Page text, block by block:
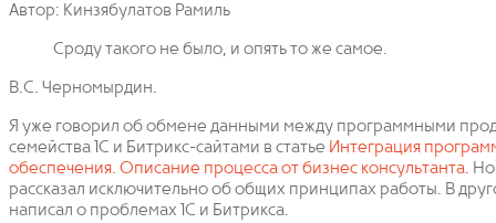
Автор: Кинзябулатов Рамиль
Сроду такого не было, и опять то же самое.
В.С. Черномырдин.
Я уже говорил об обмене данными между программными
семейства 1С и Битрикс-сайтами в статье Интеграция
обеспечения. Описание процесса от бизнес консультанта. Но
рассказал исключительно об общих принципах работы. В
написал о проблемах 1С и Битрикса.